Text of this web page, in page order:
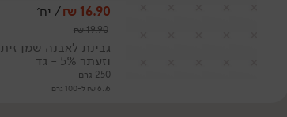
16.90
₪/ יח׳
19.90
₪
גבינת לאבנה שמן זית
וזעתר 5% - גד
250 גרם
6.76 ₪ ל-100 גרם